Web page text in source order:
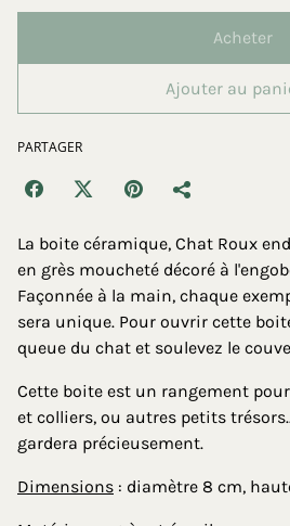
Acheter
Ajouter au
PARTAGER
La boite céramique, Chat Roux
en grès moucheté décoré à
Façonnée à la main, chaque
sera unique. Pour ouvrir cette
queue du chat et soulevez le
Cette boite est un rangement
et colliers, ou autres petits
gardera précieusement.
Dimensions : diamètre 8 cm,